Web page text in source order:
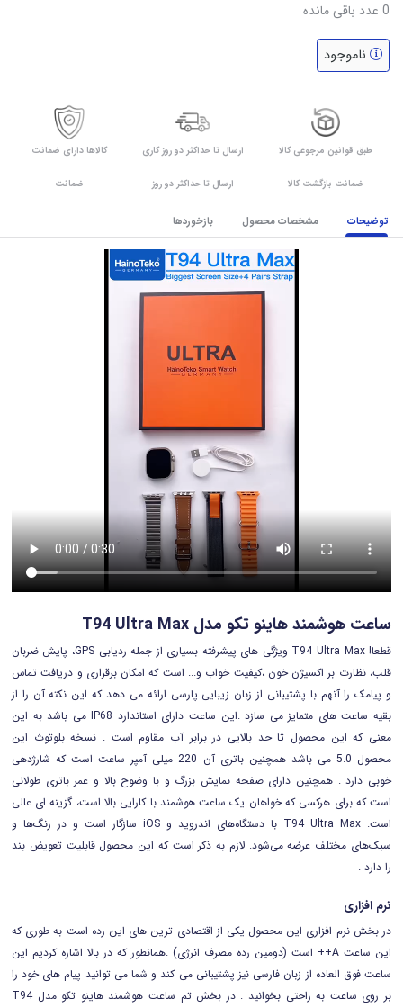
0 عدد باقی مانده
ناموجود
طبق قوانین مرجوعی کالا
ضمانت بازگشت کالا
ارسال تا حداکثر دو روز کاری
ارسال تا حداکثر دو روز
کالاها دارای ضمانت
ضمانت
توضیحات مشخصات محصول بازخوردها
ساعت هوشمند هاینو تکو مدل T94 Ultra Max
قطعا! T94 Ultra Max ویژگی های پیشرفته بسیاری از جمله ردیابی GPS، پایش ضربان
قلب، نظارت بر اکسیژن خون ،کیفیت خواب و... است که امکان برقراری و دریافت تماس
و پیامک را آنهم با پشتیبانی از زبان زیبایی پارسی ارائه می دهد که این نکته آن را از
بقیه ساعت های متمایز می سازد .این ساعت دارای استاندارد
IP68 می باشد به این
معنی که این محصول تا حد بالایی در برابر آب مقاوم است . نسخه بلوتوث این
محصول 5.0 می باشد همچنین باتری آن 220 میلی آمپر ساعت است که شارژدهی
خوبی دارد. همچنین دارای صفحه نمایش بزرگ و با وضوح بالا و عمر باتری طولانی
است که برای هرکسی که خواهان یک ساعت هوشمند با کارایی بالا است، گزینه ای عالی
است. T94 Ultra Max با دستگاه‌های اندروید و iOS سازگار است و در رنگ‌ها و
سبک‌های مختلف عرضه می‌شود. لازم به ذکر است که این محصول قابلیت تعویض بند
را دارد .
نرم افزاری
در بخش نرم افزاری این محصول یکی از اقتصادی ترین های این رده است به طوری که
این ساعت A++ است (دومین رده مصرف انرژی) .همانطور که در بالا اشاره کردیم این
ساعت فوق العاده از زبان فارسی نیز پشتیبانی می کند و شما می توانید پیام های خود را
بر روی ساعت به راحتی بخوانید . در بخش تم ساعت هوشمند هاینو تکو مدل T94